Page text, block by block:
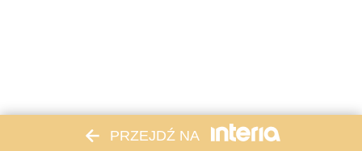
PRZEJDŹ NA